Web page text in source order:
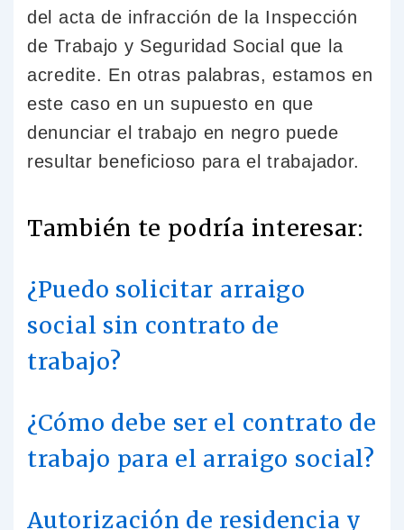
del acta de infracción de la Inspección
de Trabajo y Seguridad Social que la
acredite. En otras palabras, estamos en
este caso en un supuesto en que
denunciar el trabajo en negro puede
resultar beneficioso para el trabajador.
También te podría interesar:
¿Puedo solicitar arraigo
social sin contrato de
trabajo?
¿Cómo debe ser el contrato de
trabajo para el arraigo social?
Autorización de residencia y